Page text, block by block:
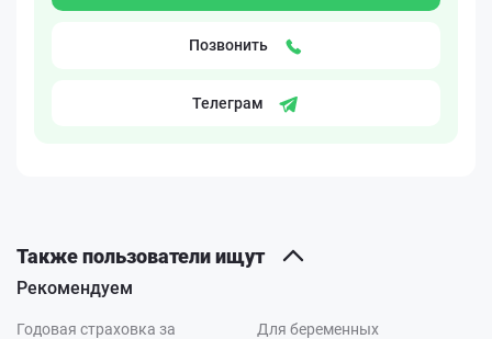
Позвонить
Телеграм
Также пользователи ищут
Рекомендуем
Годовая страховка за
Для беременных